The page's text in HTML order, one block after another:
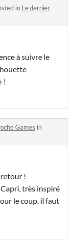
in Le dernier
à suivre le
!
Games in
!
très inspiré
le coup, il faut